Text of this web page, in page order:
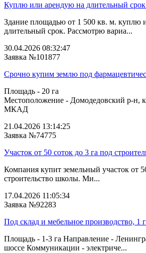
Куплю или арендую на длительный срок
Здание площадью от 1 500 кв. м. куплю
длительный срок. Рассмотрю вариа...
30.04.2026 08:32:47
Заявка №101877
Срочно купим землю под
Площадь - 20 га
Местоположение - Домодедовский р-н,
МКАД
21.04.2026 13:14:25
Заявка №74775
Участок от 50 соток до 3 га под
Компания купит земельный участок от
строительство школы. Ми...
17.04.2026 11:05:34
Заявка №92283
Под склад и мебельное производство, 1
Площадь - 1-3 га Направление -
шоссе Коммуникации - электриче...